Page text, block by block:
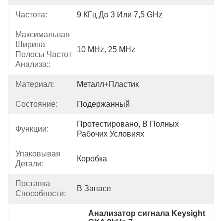
Частота: 9 КГц До 3 Или 7,5 GHz
Максимальная
Ширина
Полосы Частот
Анализа::
10 MHz, 25 MHz
Материал: Металл+Пластик
Состояние: Подержанный
Функции:
Протестировано, В Полных
Рабочих Условиях
Упаковывая
Детали:
Коробка
Поставка
Способности:
В Запасе
Анализатор сигнала Keysight